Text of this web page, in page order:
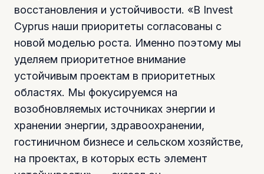
восстановления и устойчивости. «В Invest
Cyprus наши приоритеты согласованы с
новой моделью роста. Именно поэтому мы
уделяем приоритетное внимание
устойчивым проектам в приоритетных
областях. Мы фокусируемся на
возобновляемых источниках энергии и
хранении энергии, здравоохранении,
гостиничном бизнесе и сельском хозяйстве,
на проектах, в которых есть элемент